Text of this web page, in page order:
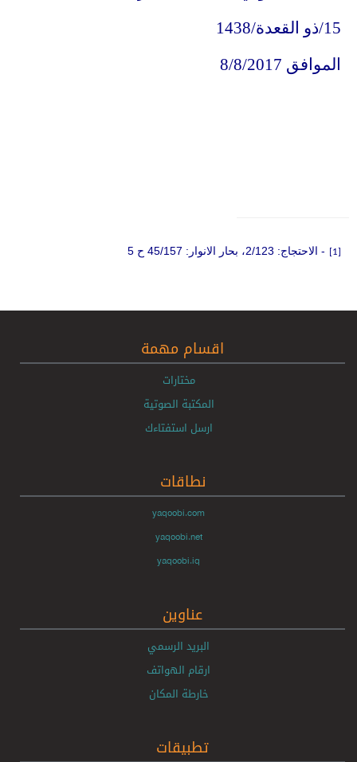
15/ذو القعدة/1438
الموافق 8/8/2017
[1]
- الاحتجاج: 2/123، بحار الانوار: 45/157 ح 5
اقسام مهمة
مختارات
المكتبة الصوتية
ارسل استفتاءك
نطاقات
yaqoobi.com
yaqoobi.net
yaqoobi.iq
عناوين
البريد الرسمي
ارقام الهواتف
خارطة المكان
تطبيقات